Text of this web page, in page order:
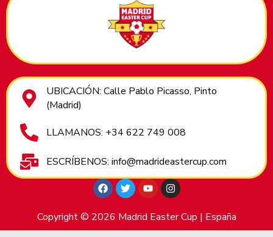
UBICACIÓN: Calle Pablo Picasso, Pinto
(Madrid)
LLAMANOS: +34 622 749 008
ESCRÍBENOS: info@madrideastercup.com
Copyright © 2026 Madrid Easter Cup | España